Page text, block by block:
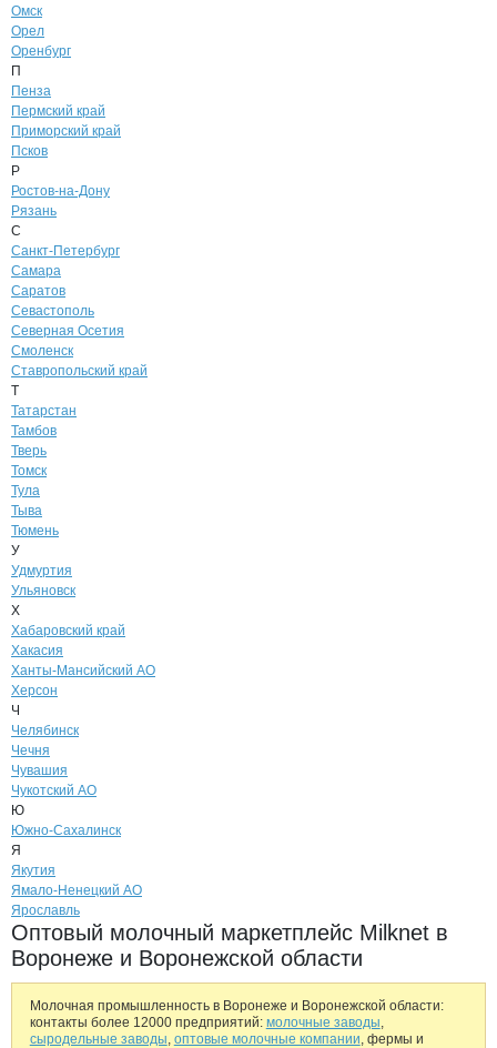
Омск
Орел
Оренбург
П
Пенза
Пермский край
Приморский край
Псков
Р
Ростов-на-Дону
Рязань
С
Санкт-Петербург
Самара
Саратов
Севастополь
Северная Осетия
Смоленск
Ставропольский край
Т
Татарстан
Тамбов
Тверь
Томск
Тула
Тыва
Тюмень
У
Удмуртия
Ульяновск
Х
Хабаровский край
Хакасия
Ханты-Мансийский АО
Херсон
Ч
Челябинск
Чечня
Чувашия
Чукотский АО
Ю
Южно-Сахалинск
Я
Якутия
Ямало-Ненецкий АО
Ярославль
Оптовый молочный маркетплейс Milknet в
Воронеже и Воронежской области
Молочная промышленность в Воронеже и Воронежской области:
контакты более 12000 предприятий: молочные заводы,
сыродельные заводы, оптовые молочные компании, фермы и